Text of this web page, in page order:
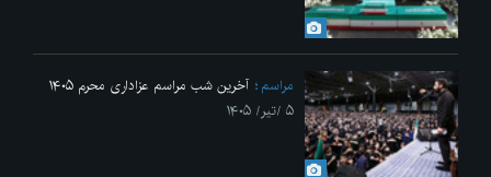
مراسم
آخرین شب مراسم عزاداری محرم ۱۴۰۵
۵ /تیر/ ۱۴۰۵